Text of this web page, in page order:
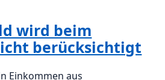
wird beim
berücksichtigt
Einkommen aus